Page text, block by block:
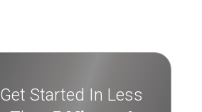
Get Started In Less